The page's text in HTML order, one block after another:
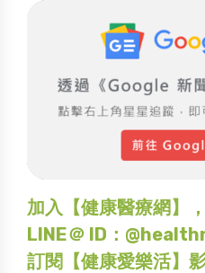
加入【健康醫療網】
LINE＠ ID：
訂閱【健康愛樂活】